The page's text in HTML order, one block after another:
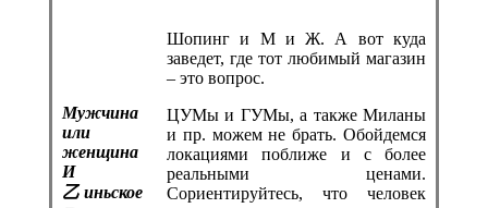
Мужчина
или
женщина
И
乙 иньское
Шопинг и М и Ж. А вот куда
заведет, где тот любимый магазин
– это вопрос.
ЦУМы и ГУМы, а также Миланы
и пр. можем не брать. Обойдемся
локациями поближе и с более
реальными ценами.
Сориентируйтесь, что человек